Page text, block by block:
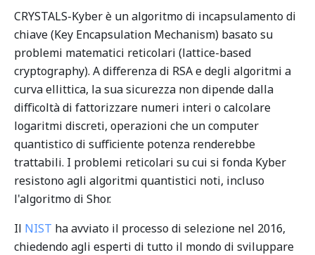
CRYSTALS-Kyber è un algoritmo di incapsulamento di
chiave (Key Encapsulation Mechanism) basato su
problemi matematici reticolari (lattice-based
cryptography). A differenza di RSA e degli algoritmi a
curva ellittica, la sua sicurezza non dipende dalla
difficoltà di fattorizzare numeri interi o calcolare
logaritmi discreti, operazioni che un computer
quantistico di sufficiente potenza renderebbe
trattabili. I problemi reticolari su cui si fonda Kyber
resistono agli algoritmi quantistici noti, incluso
l'algoritmo di Shor.
Il NIST ha avviato il processo di selezione nel 2016,
chiedendo agli esperti di tutto il mondo di sviluppare